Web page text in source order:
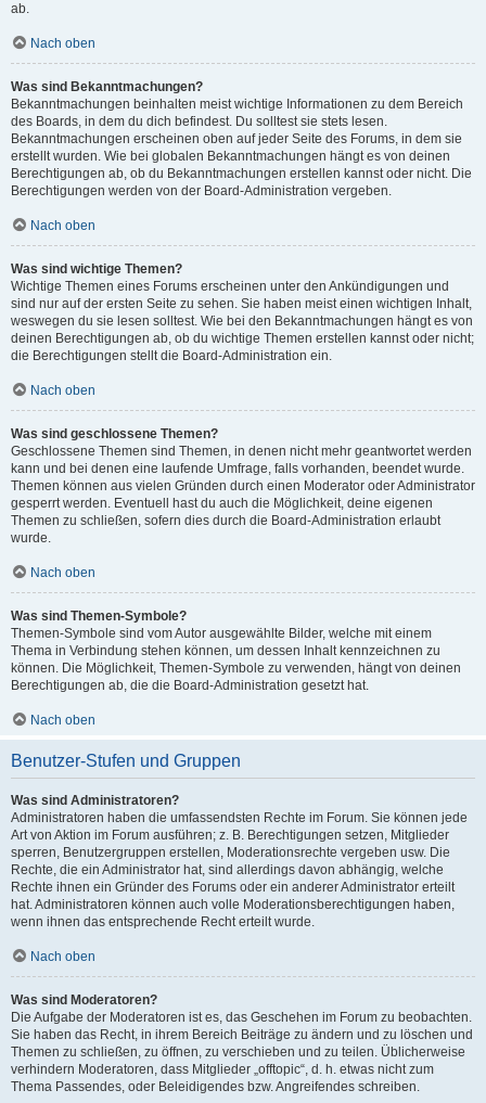
ab.
Nach oben
Was sind Bekanntmachungen?
Bekanntmachungen beinhalten meist wichtige Informationen zu dem Bereich
des Boards, in dem du dich befindest. Du solltest sie stets lesen.
Bekanntmachungen erscheinen oben auf jeder Seite des Forums, in dem sie
erstellt wurden. Wie bei globalen Bekanntmachungen hängt es von deinen
Berechtigungen ab, ob du Bekanntmachungen erstellen kannst oder nicht. Die
Berechtigungen werden von der Board-Administration vergeben.
Nach oben
Was sind wichtige Themen?
Wichtige Themen eines Forums erscheinen unter den Ankündigungen und
sind nur auf der ersten Seite zu sehen. Sie haben meist einen wichtigen Inhalt,
weswegen du sie lesen solltest. Wie bei den Bekanntmachungen hängt es von
deinen Berechtigungen ab, ob du wichtige Themen erstellen kannst oder nicht;
die Berechtigungen stellt die Board-Administration ein.
Nach oben
Was sind geschlossene Themen?
Geschlossene Themen sind Themen, in denen nicht mehr geantwortet werden
kann und bei denen eine laufende Umfrage, falls vorhanden, beendet wurde.
Themen können aus vielen Gründen durch einen Moderator oder Administrator
gesperrt werden. Eventuell hast du auch die Möglichkeit, deine eigenen
Themen zu schließen, sofern dies durch die Board-Administration erlaubt
wurde.
Nach oben
Was sind Themen-Symbole?
Themen-Symbole sind vom Autor ausgewählte Bilder, welche mit einem
Thema in Verbindung stehen können, um dessen Inhalt kennzeichnen zu
können. Die Möglichkeit, Themen-Symbole zu verwenden, hängt von deinen
Berechtigungen ab, die die Board-Administration gesetzt hat.
Nach oben
Benutzer-Stufen und Gruppen
Was sind Administratoren?
Administratoren haben die umfassendsten Rechte im Forum. Sie können jede
Art von Aktion im Forum ausführen; z. B. Berechtigungen setzen, Mitglieder
sperren, Benutzergruppen erstellen, Moderationsrechte vergeben usw. Die
Rechte, die ein Administrator hat, sind allerdings davon abhängig, welche
Rechte ihnen ein Gründer des Forums oder ein anderer Administrator erteilt
hat. Administratoren können auch volle Moderationsberechtigungen haben,
wenn ihnen das entsprechende Recht erteilt wurde.
Nach oben
Was sind Moderatoren?
Die Aufgabe der Moderatoren ist es, das Geschehen im Forum zu beobachten.
Sie haben das Recht, in ihrem Bereich Beiträge zu ändern und zu löschen und
Themen zu schließen, zu öffnen, zu verschieben und zu teilen. Üblicherweise
verhindern Moderatoren, dass Mitglieder „offtopic“, d. h. etwas nicht zum
Thema Passendes, oder Beleidigendes bzw. Angreifendes schreiben.